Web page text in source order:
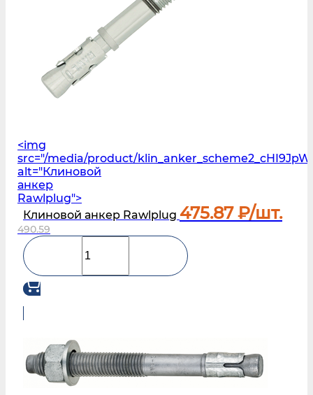
<img
src="/media/product/
alt="Клиновой
анкер
Rawlplug">
Клиновой анкер Rawlplug 475.87₽/шт.
490.59